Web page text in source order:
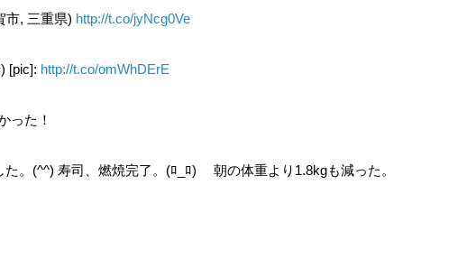
市, 三重県) http://t.co/jyNcg0Ve
[pic]: http://t.co/omWhDErE
った！
。(^^) 寿司、燃焼完了。(ﾛ_ﾛ)ゞ 朝の体重より1.8kgも減った。